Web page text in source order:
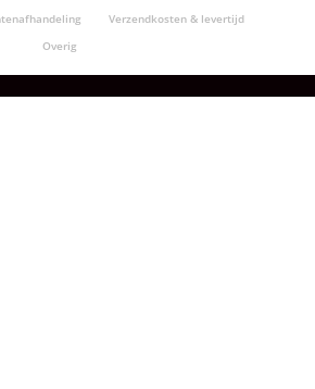
Verzendkosten & levertijd
Overig